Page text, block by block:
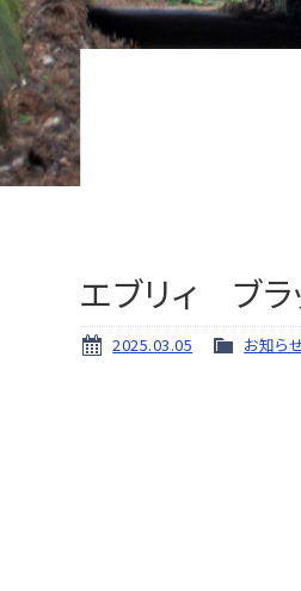
エブリィ ブラ
2025.03.05 お知ら